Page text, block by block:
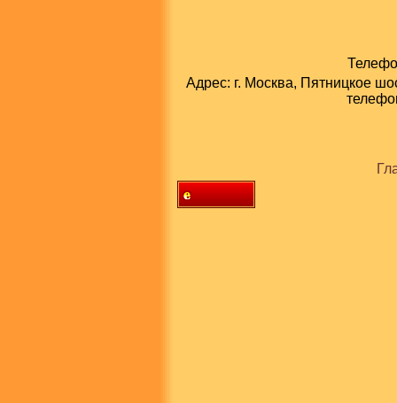
Адрес: г. Москва, Пятницкое